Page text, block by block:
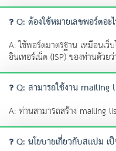
Q: ต้องใช้หมายเลขพอร์ตอะ
A: ใช้พอร์ตมาตรฐาน เหมือนเ
อินเทอร์เน็ต (ISP) ของท่านด้ว
Q: สามารถใช้งาน mailing
A: ท่านสามารถสร้าง mailing
Q: นโยบายเกี่ยวกับสแปม เป็